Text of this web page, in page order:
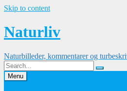
Skip to content
Naturliv
Naturbilleder, kommentarer og
Menu